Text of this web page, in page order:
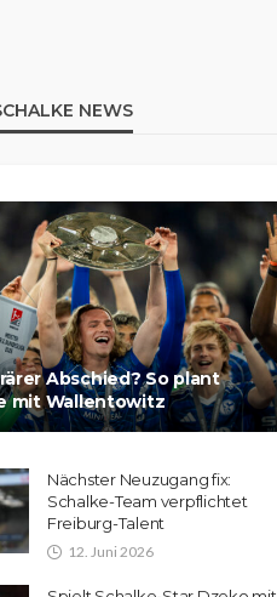
NEWS
Abschied? So plant
mit Wallentowitz
Nächster Neuzugang fix:
Schalke-Team verpflichtet
Freiburg-Talent
12. Juni 2026